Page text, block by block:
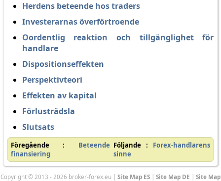
Herdens beteende hos traders
Investerarnas överförtroende
Oordentlig reaktion och tillgänglighet för
handlare
Dispositionseffekten
Perspektivteori
Effekten av kapital
Förlusträdsla
Slutsats
Föregående : Beteende
finansiering
Följande : Forex-handlarens
sinne
Copyright © 2013 - 2026 broker-forex.eu | Site Map ES | Site Map DE | Site Map